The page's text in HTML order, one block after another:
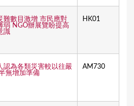
難數目激增 市民應對
弱 NGO辦展覽盼提高
識
HK01
認為各類災害較以往嚴
無增加準備
AM730